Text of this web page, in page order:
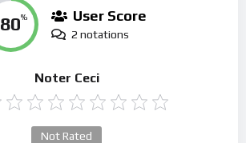
80% User Score
2 notations
Noter Ceci
Not Rated